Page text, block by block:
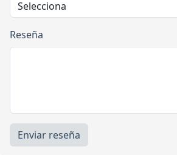
Reseña
Enviar reseña